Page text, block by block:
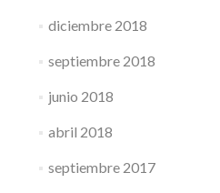
diciembre 2018
septiembre 2018
junio 2018
abril 2018
septiembre 2017